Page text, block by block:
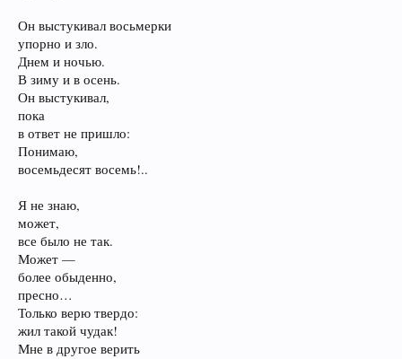
Он выстукивал восьмерки
упорно и зло.
Днем и ночью.
В зиму и в осень.
Он выстукивал,
пока
в ответ не пришло:
Понимаю,
восемьдесят восемь!..
Я не знаю,
может,
все было не так.
Может —
более обыденно,
пресно…
Только верю твердо:
жил такой чудак!
Мне в другое верить